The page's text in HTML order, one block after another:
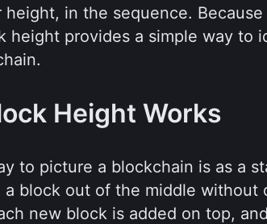
height, in the sequence.
height provides a simple way to
Height Works
to picture a blockchain is as a
a block out of the middle without
new block is added on top,